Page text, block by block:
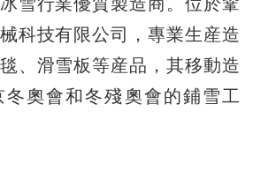
科技有限公司，專業生産造
、滑雪板等産品，其移動造
冬奧會和冬殘奧會的鋪雪工